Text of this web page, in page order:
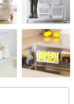
固卡」。享有購買後
吸扣檢查）。
受月光照射一晚，溫